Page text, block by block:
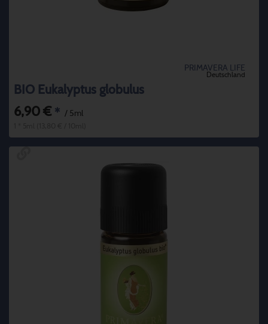
PRIMAVERA LIFE
Deutschland
BIO Eukalyptus globulus
6,90 € * / 5ml